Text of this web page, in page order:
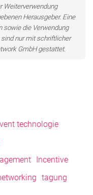
Weiterverwendung
Herausgeber. Eine
sowie die Verwendung
nur mit schriftlicher
GmbH gestattet.
technologie
Incentive
tagung